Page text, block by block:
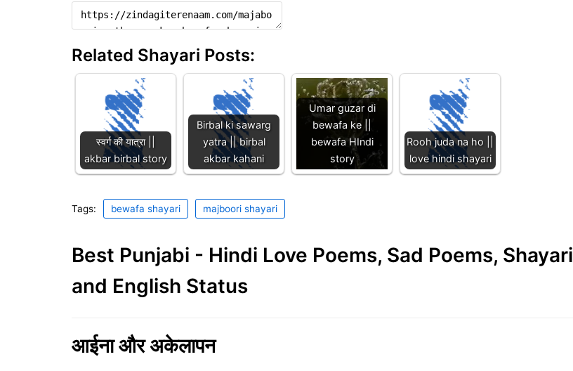
Related Shayari Posts:
स्वर्ग की यात्रा ||
akbar birbal story
Birbal ki sawarg
yatra || birbal
akbar kahani
Umar guzar di
bewafa ke ||
bewafa HIndi
story
Rooh juda na ho ||
love hindi shayari
Tags: bewafa shayari majboori shayari
Best Punjabi - Hindi Love Poems, Sad Poems, Shayari
and English Status
आईना और अकेलापन